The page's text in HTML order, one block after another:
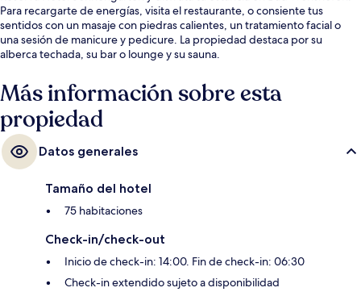
Para recargarte de energías, visita el restaurante, o consiente tus
sentidos con un masaje con piedras calientes, un tratamiento facial o
una sesión de manicure y pedicure. La propiedad destaca por su
alberca techada, su bar o lounge y su sauna.
Más información sobre esta
propiedad
Datos generales
Tamaño del hotel
75 habitaciones
Check-in/check-out
Inicio de check-in: 14:00. Fin de check-in: 06:30
Check-in extendido sujeto a disponibilidad